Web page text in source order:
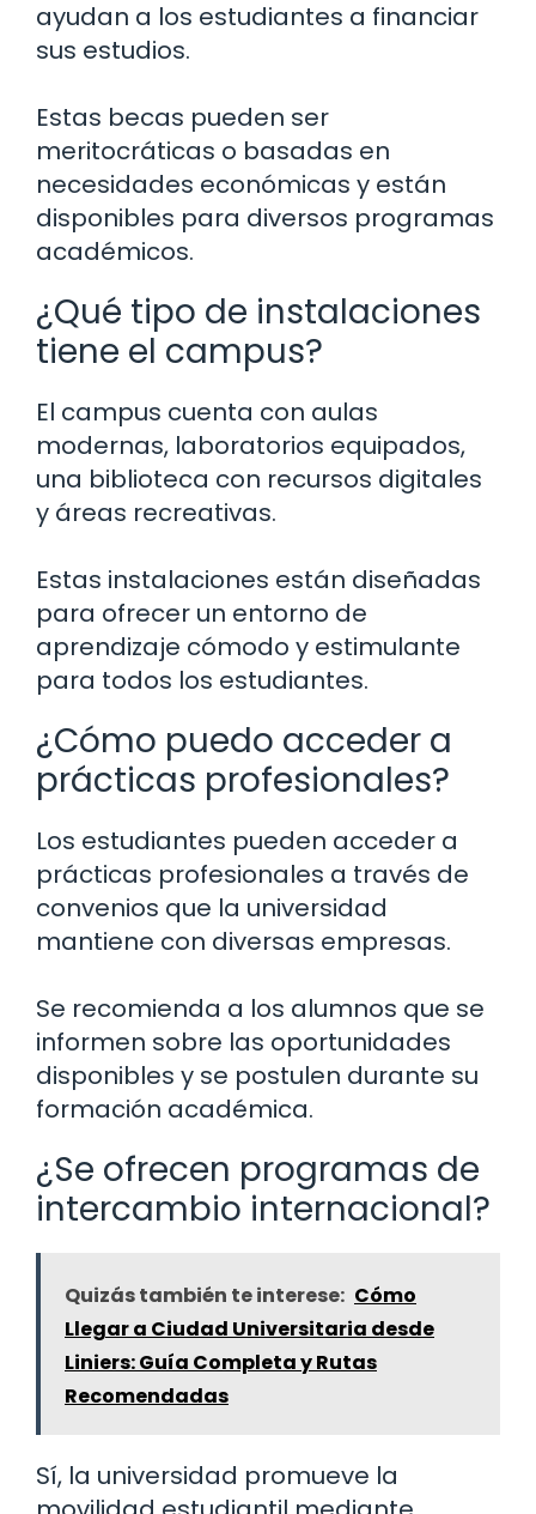
ayudan a los estudiantes a financiar
sus estudios.
Estas becas pueden ser
meritocráticas o basadas en
necesidades económicas y están
disponibles para diversos programas
académicos.
¿Qué tipo de instalaciones
tiene el campus?
El campus cuenta con aulas
modernas, laboratorios equipados,
una biblioteca con recursos digitales
y áreas recreativas.
Estas instalaciones están diseñadas
para ofrecer un entorno de
aprendizaje cómodo y estimulante
para todos los estudiantes.
¿Cómo puedo acceder a
prácticas profesionales?
Los estudiantes pueden acceder a
prácticas profesionales a través de
convenios que la universidad
mantiene con diversas empresas.
Se recomienda a los alumnos que se
informen sobre las oportunidades
disponibles y se postulen durante su
formación académica.
¿Se ofrecen programas de
intercambio internacional?
Quizás también te interese: Cómo
Llegar a Ciudad Universitaria desde
Liniers: Guía Completa y Rutas
Recomendadas
Sí, la universidad promueve la